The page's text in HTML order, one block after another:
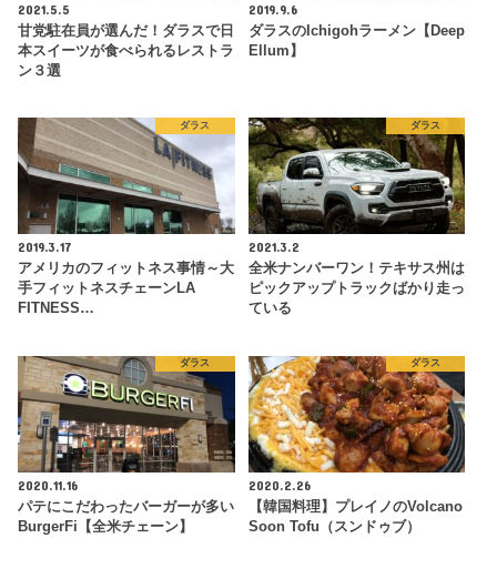
2021.5.5
甘党駐在員が選んだ！ダラスで日
本スイーツが食べられるレストラ
ン３選
2019.9.6
ダラスのIchigohラーメン【Deep
Ellum】
ダラス
2019.3.17
アメリカのフィットネス事情～大
手フィットネスチェーンLA
FITNESS…
ダラス
2021.3.2
全米ナンバーワン！テキサス州は
ピックアップトラックばかり走っ
ている
ダラス
2020.11.16
パテにこだわったバーガーが多い
BurgerFi【全米チェーン】
ダラス
2020.2.26
【韓国料理】プレイノのVolcano
Soon Tofu（スンドゥブ）